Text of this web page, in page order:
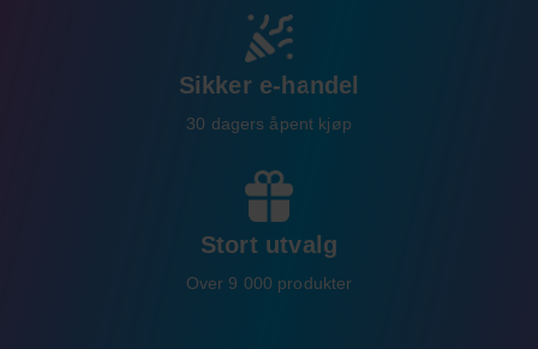
Sikker e-handel
30 dagers åpent kjøp
Stort utvalg
Over 9 000 produkter